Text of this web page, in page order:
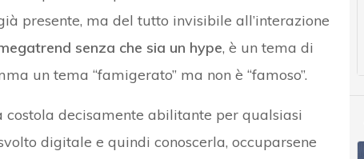
presente, ma del tutto invisibile all’interazione
senza che sia un hype, è un tema di
un tema “famigerato” ma non è “famoso”.
decisamente abilitante per qualsiasi
digitale e quindi conoscerla, occuparsene